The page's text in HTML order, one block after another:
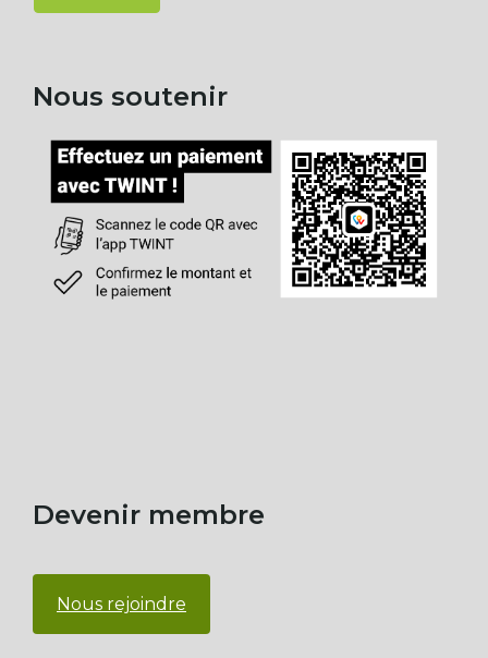
Nous soutenir
Devenir membre
Nous rejoindre